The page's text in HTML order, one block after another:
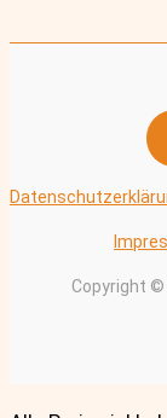
Copyright ©